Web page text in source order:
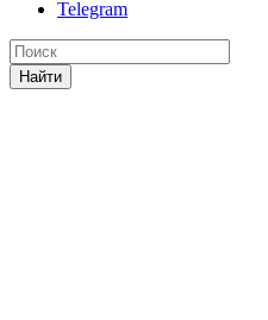
Telegram
Найти